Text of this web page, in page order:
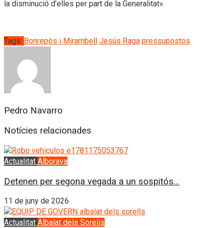
la disminució d’elles per part de la Generalitat».
Tags: Bonrepòs i Mirambell Jesús Raga pressupostos
Pedro Navarro
Notícies relacionades
Actualitat Alboraya
Detenen per segona vegada a un sospitós...
11 de juny de 2026
Actualitat Albalat dels Sorells